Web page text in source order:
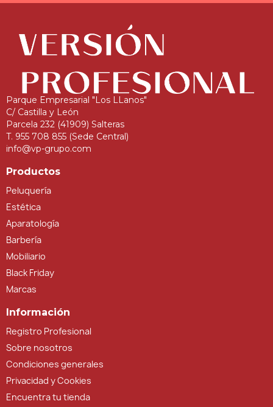
Parque Empresarial "Los LLanos"
C/ Castilla y León
Parcela 232 (41909) Salteras
T. 955 708 855 (Sede Central)
info@vp-grupo.com
Productos
Peluquería
Estética
Aparatología
Barbería
Mobiliario
Black Friday
Marcas
Información
Registro Profesional
Sobre nosotros
Condiciones generales
Privacidad y Cookies
Encuentra tu tienda